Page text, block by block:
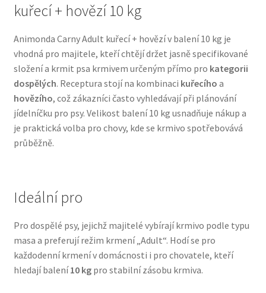
Pamlsky pro psy
Pelíšky pro psy
Ortopedické pelíšky
Přepravky pro psy
Purizon pro psy — Vysoký obsah masa, bez obilovin
Veterinární dieta pro psy
Vodítka a obojky
Wolf of Wilderness
kuřecí + hovězí 10 kg
Animonda Carny Adult kuřecí + hovězí v balení 10 kg je
vhodná pro majitele, kteří chtějí držet jasně specifikované
složení a krmit psa krmivem určeným přímo pro kategorii
dospělých. Receptura stojí na kombinaci kuřecího a
hovězího, což zákazníci často vyhledávají při plánování
jídelníčku pro psy. Velikost balení 10 kg usnadňuje nákup a
je praktická volba pro chovy, kde se krmivo spotřebovává
průběžně.
Ideální pro
Pro dospělé psy, jejichž majitelé vybírají krmivo podle typu
masa a preferují režim krmení „Adult“. Hodí se pro
každodenní krmení v domácnosti i pro chovatele, kteří
hledají balení10 kgpro stabilní zásobu krmiva.